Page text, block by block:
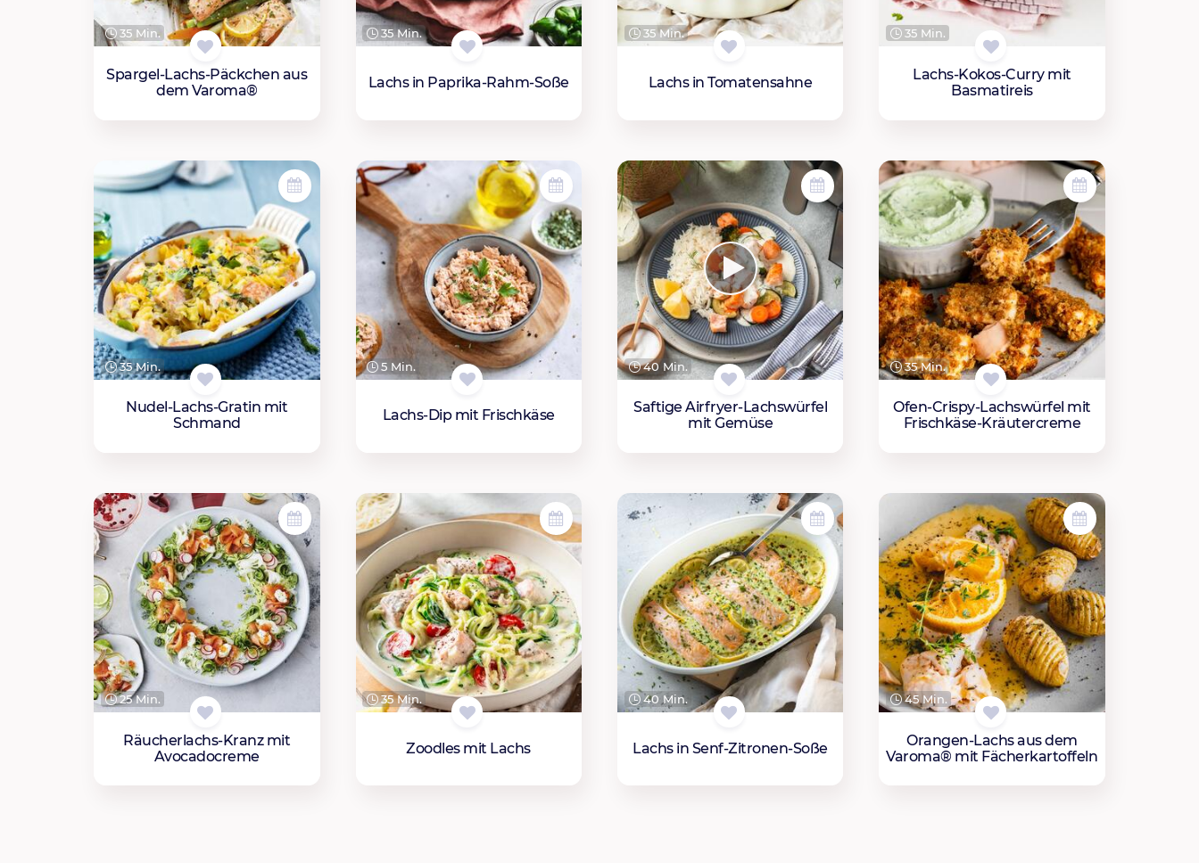
35 Min.
Spargel-Lachs-Päckchen aus
dem Varoma®
35 Min.
Lachs in Paprika-Rahm-Soße
35 Min.
Lachs in Tomatensahne
35 Min.
Lachs-Kokos-Curry mit
Basmatireis
35 Min.
Nudel-Lachs-Gratin mit
Schmand
5 Min.
Lachs-Dip mit Frischkäse
40 Min.
Saftige Airfryer-Lachswürfel
mit Gemüse
35 Min.
Ofen-Crispy-Lachswürfel mit
Frischkäse-Kräutercreme
25 Min.
Räucherlachs-Kranz mit
Avocadocreme
35 Min.
Zoodles mit Lachs
40 Min.
Lachs in Senf-Zitronen-Soße
45 Min.
Orangen-Lachs aus dem
Varoma® mit Fächerkartoffeln